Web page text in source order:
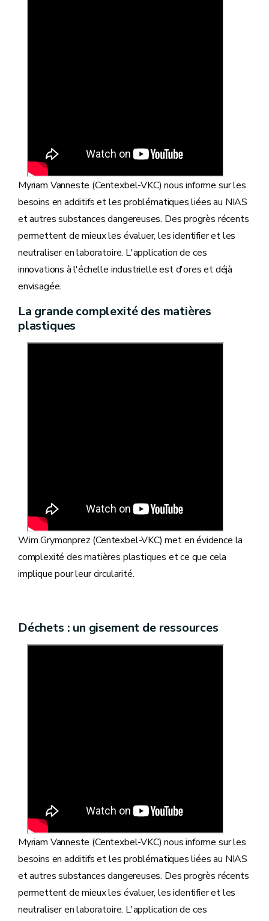
Myriam Vanneste (Centexbel-VKC) nous informe sur les
besoins en additifs et les problématiques liées au NIAS
et autres substances dangereuses. Des progrès récents
permettent de mieux les évaluer, les identifier et les
neutraliser en laboratoire. L'application de ces
innovations à l'échelle industrielle est d'ores et déjà
envisagée.
La grande complexité des matières
plastiques
Wim Grymonprez (Centexbel-VKC) met en évidence la
complexité des matières plastiques et ce que cela
implique pour leur circularité.
Déchets : un gisement de ressources
Myriam Vanneste (Centexbel-VKC) nous informe sur les
besoins en additifs et les problématiques liées au NIAS
et autres substances dangereuses. Des progrès récents
permettent de mieux les évaluer, les identifier et les
neutraliser en laboratoire. L'application de ces